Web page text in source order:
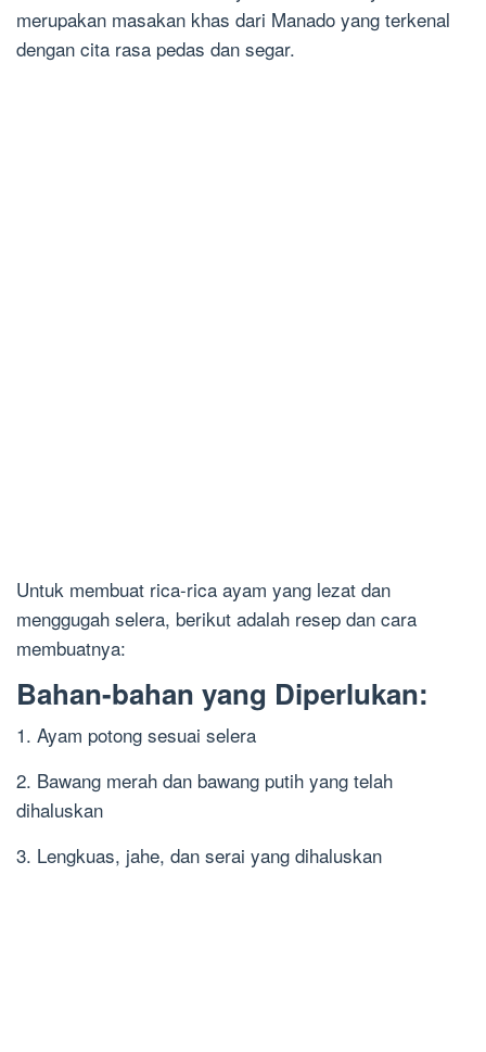
merupakan masakan khas dari Manado yang terkenal
dengan cita rasa pedas dan segar.
Untuk membuat rica-rica ayam yang lezat dan
menggugah selera, berikut adalah resep dan cara
membuatnya:
Bahan-bahan yang Diperlukan:
1. Ayam potong sesuai selera
2. Bawang merah dan bawang putih yang telah
dihaluskan
3. Lengkuas, jahe, dan serai yang dihaluskan